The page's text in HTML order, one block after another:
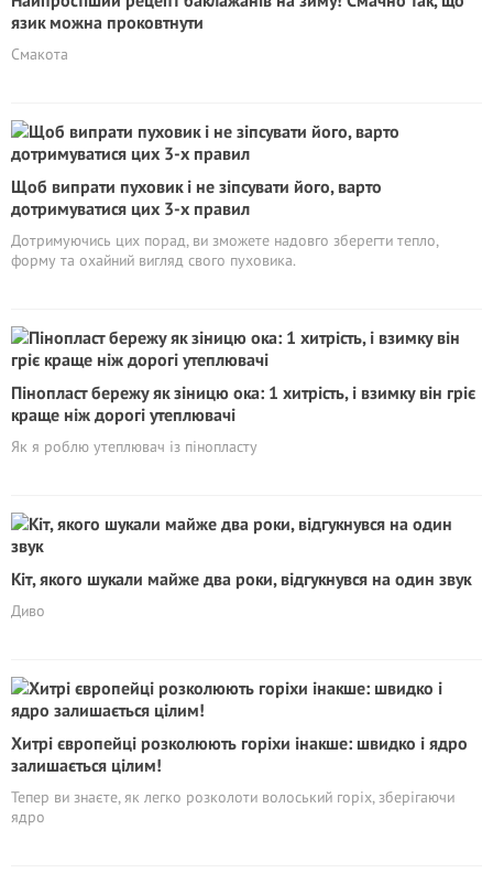
язик можна проковтнути
Смакота
Щоб випрати пуховик і не зіпсувати його, варто
дотримуватися цих 3-х правил
Дотримуючись цих порад, ви зможете надовго зберегти тепло,
форму та охайний вигляд свого пуховика.
Пінопласт бережу як зіницю ока: 1 хитрість, і взимку він гріє
краще ніж дорогі утеплювачі
Як я роблю утеплювач із пінопласту
Кіт, якого шукали майже два роки, відгукнувся на один звук
Диво
Хитрі європейці розколюють горіхи інакше: швидко і ядро
залишається цілим!
Тепер ви знаєте, як легко розколоти волоський горіх, зберігаючи
ядро